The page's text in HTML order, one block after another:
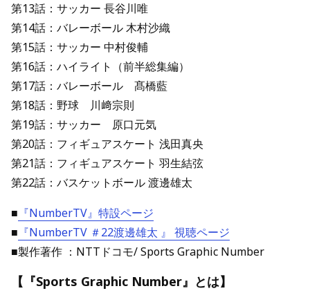
第13話：サッカー 長谷川唯
第14話：バレーボール 木村沙織
第15話：サッカー 中村俊輔
第16話：ハイライト（前半総集編）
第17話：バレーボール 髙橋藍
第18話：野球 川﨑宗則
第19話：サッカー 原口元気
第20話：フィギュアスケート 浅田真央
第21話：フィギュアスケート 羽生結弦
第22話：バスケットボール 渡邊雄太
■ 『NumberTV』特設ページ
■ 『NumberTV ＃22渡邊雄太 』 視聴ページ
■製作著作 ：NTTドコモ/ Sports Graphic Number
【『Sports Graphic Number』とは】